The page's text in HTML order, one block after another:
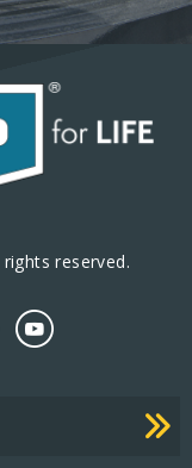
reserved.